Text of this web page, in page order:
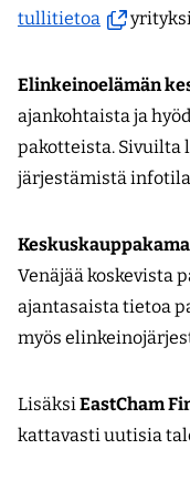
siirryt
tullitietoa (avautuu
ikkunaan,
siirryt
toiseen
palveluun)
Elinkeinoelämän
ajankohtaista ja
pakotteista. Sivuilta
järjestämistä
Venäjää koskevista
ajantasaista tietoa
myös
LisäksiEastCham
kattavasti uutisia